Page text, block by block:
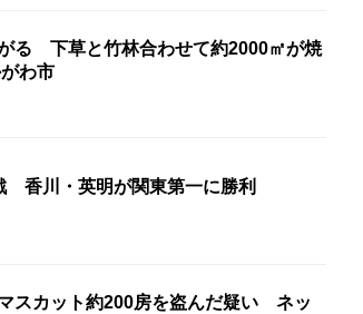
る 下草と竹林合わせて約2000㎡が焼
わ市
香川・英明が関東第一に勝利
スカット約200房を盗んだ疑い ネッ